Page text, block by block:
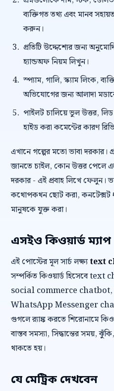
ব্যক্তিগত তথ্য এবং মানব
করুন।
প্রতিটি উদ্দেশ্যের জন্য
হ্যান্ডঅফ নিয়ম লিখুন।
স্প্যাম, গালি, স্ক্যাম লিংক,
অভিযোগের জন্য আলাদা
পাইলট চালিয়ে ভুল উত্তর,
হাইড করা কমেন্টের কারণ
এখানে গল্পের মতো ভাবা
জানতে চাইল, কোন উত্তর পেলে
দরকার - এই প্রবাহ লিখে ফেলুন।
কথোপকথন ছোট করা, কনটেক্সট
মানুষকে যুক্ত করা।
এসইও কিওয়ার্ড ম্যাপ
এই পোস্টের মূল সার্চ লক্ষ্যtext
সম্পর্কিত কিওয়ার্ড হিসেবে
social commerce
WhatsApp Messenger
গুগলে র‍্যাঙ্ক করতে শিরোনামে
বাস্তব সমস্যা, সিদ্ধান্তের সময়,
থাকতে হয়।
যে মেট্রিক দেখবেন